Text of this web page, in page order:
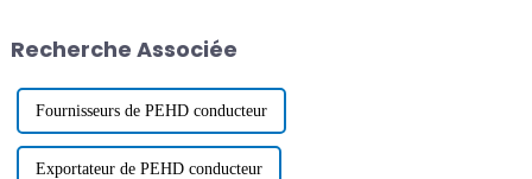
Recherche Associée
Fournisseurs de PEHD conducteur
Exportateur de PEHD conducteur